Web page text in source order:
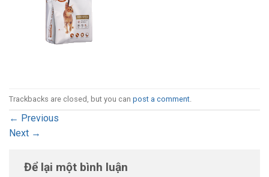
Trackbacks are closed, but you can post a comment
← Previous
Next →
Để lại một bình luận